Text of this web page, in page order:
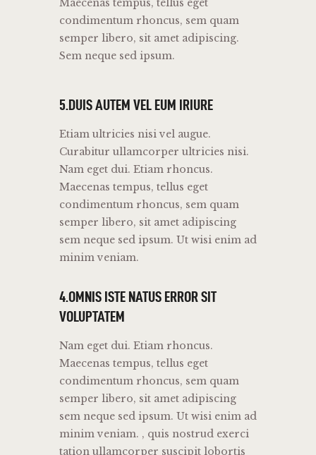
Maecenas tempus, tellus eget
condimentum rhoncus, sem quam
semper libero, sit amet adipiscing.
Sem neque sed ipsum.
5.DUIS AUTEM VEL EUM IRIURE
Etiam ultricies nisi vel augue.
Curabitur ullamcorper ultricies nisi.
Nam eget dui. Etiam rhoncus.
Maecenas tempus, tellus eget
condimentum rhoncus, sem quam
semper libero, sit amet adipiscing
sem neque sed ipsum. Ut wisi enim ad
minim veniam.
4.OMNIS ISTE NATUS ERROR SIT
VOLUPTATEM
Nam eget dui. Etiam rhoncus.
Maecenas tempus, tellus eget
condimentum rhoncus, sem quam
semper libero, sit amet adipiscing
sem neque sed ipsum. Ut wisi enim ad
minim veniam. , quis nostrud exerci
tation ullamcorper suscipit lobortis